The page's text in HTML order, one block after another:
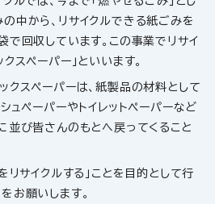
中から、リサイクルできる紙ごみを
で回収しています。この事業でリサイ
スペーパー」といいます。
クスペーパーは、紙製品の材料として
ュペーパーやトイレットペーパーなど
並び皆さんのもとへ戻ってくること
をリサイクルする」ことを目的として行
お願いします。